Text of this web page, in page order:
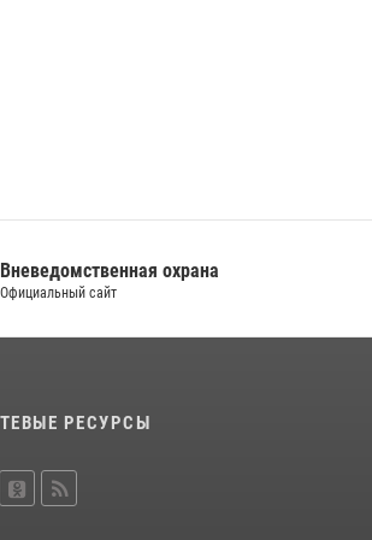
Вневедомственная охрана
Официальный сайт
РЕСУРСЫ